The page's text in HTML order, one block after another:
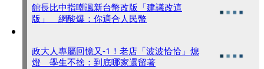
館長比中指嘲諷新台幣改版「建議改這
版」 網酸爆：你適合人民幣
政大人專屬回憶又-1！老店「波波恰恰」熄
燈 學生不捨：到底哪家還留著